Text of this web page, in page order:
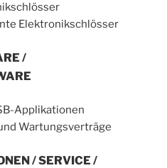
Elektronikschlösser
/
Applikationen
Wartungsverträge
/ SERVICE /